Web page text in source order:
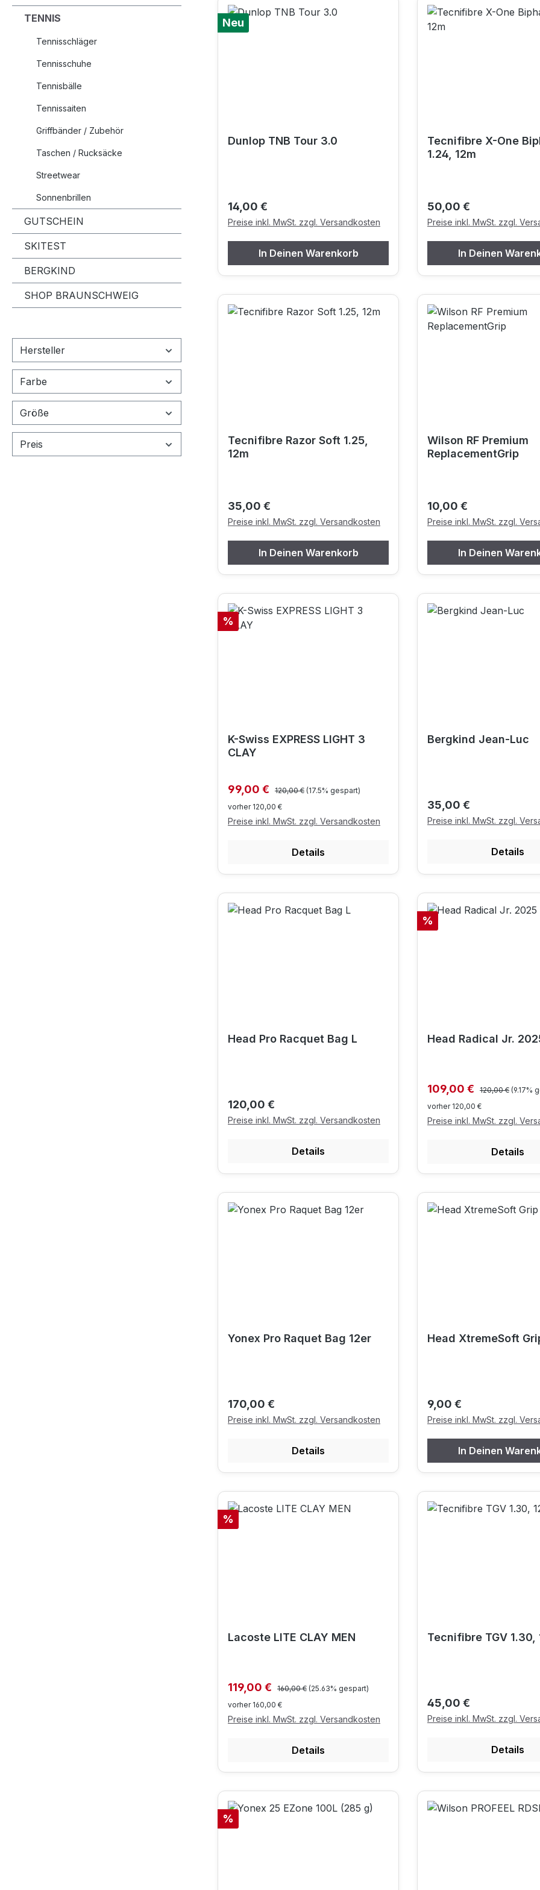
TENNIS
Tennisschläger
Tennisschuhe
Tennisbälle
Tennissaiten
Griffbänder / Zubehör
Taschen / Rucksäcke
Streetwear
Sonnenbrillen
GUTSCHEIN
SKITEST
BERGKIND
SHOP BRAUNSCHWEIG
Hersteller
Farbe
Größe
Preis
Neu
Dunlop TNB Tour 3.0
Regulärer Preis:
14,00 €
Preise inkl. MwSt. zzgl. Versandkosten
In Deinen Warenkorb
Tecnifibre X-One
1.24, 12m
Regulärer Preis:
50,00 €
Preise inkl. MwSt. zzgl.
In Deinen
Tecnifibre Razor Soft 1.25,
12m
Regulärer Preis:
35,00 €
Preise inkl. MwSt. zzgl. Versandkosten
In Deinen Warenkorb
Wilson RF Premium
ReplacementGrip
Regulärer Preis:
10,00 €
Preise inkl. MwSt. zzgl.
In Deinen
Rabatt
%
K-Swiss EXPRESS LIGHT 3
CLAY
Verkaufspreis:
99,00 € Regulärer Preis:
120,00 € (17.5% gespart)
vorher 120,00 €
Preise inkl. MwSt. zzgl. Versandkosten
Details
Bergkind Jean-Luc
Regulärer Preis:
35,00 €
Preise inkl. MwSt. zzgl.
Details
Head Pro Racquet Bag L
Regulärer Preis:
120,00 €
Preise inkl. MwSt. zzgl. Versandkosten
Details
Rabatt
%
Head Radical Jr.
Verkaufspreis:
109,00 € Regulärer Preis:
120,00 € (9.17%
vorher 120,00 €
Preise inkl. MwSt. zzgl.
Details
Yonex Pro Raquet Bag 12er
Regulärer Preis:
170,00 €
Preise inkl. MwSt. zzgl. Versandkosten
Details
Head XtremeSoft
Regulärer Preis:
9,00 €
Preise inkl. MwSt. zzgl.
In Deinen
Rabatt
%
Lacoste LITE CLAY MEN
Verkaufspreis:
119,00 € Regulärer Preis:
160,00 € (25.63% gespart)
vorher 160,00 €
Preise inkl. MwSt. zzgl. Versandkosten
Details
Tecnifibre TGV 1.30,
Regulärer Preis:
45,00 €
Preise inkl. MwSt. zzgl.
Details
Rabatt
%